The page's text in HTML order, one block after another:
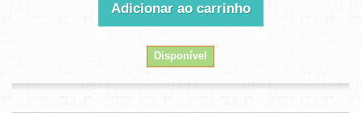
Adicionar ao carrinho
Disponível